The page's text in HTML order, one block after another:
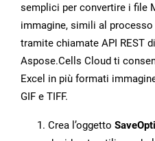
semplici per convertire i file
immagine, simili al
tramite chiamate API REST
Aspose.Cells Cloud ti
Excel in più formati
GIF e TIFF.
Crea l’oggetto